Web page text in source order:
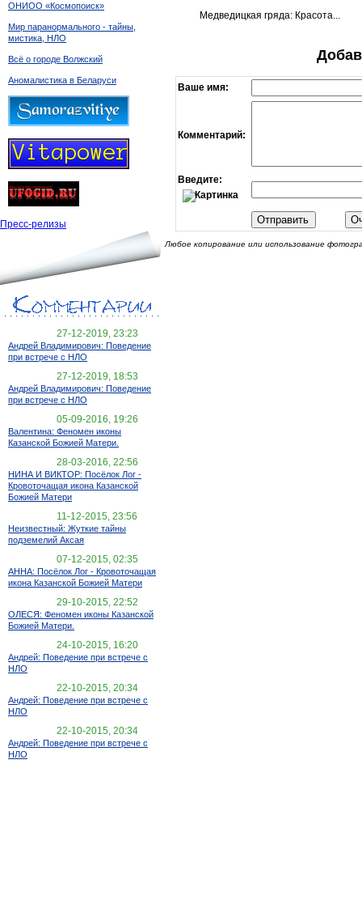
ОНИОО «Космопоиск»
Мир паранормального - тайны,
мистика, НЛО
Всё о городе Волжский
Аномалистика в Беларуси
Пресс-релизы
27-12-2019, 23:23
Андрей Владимирович: Поведение
при встрече с НЛО
27-12-2019, 18:53
Андрей Владимирович: Поведение
при встрече с НЛО
05-09-2016, 19:26
Валентина: Феномен иконы
Казанской Божией Матери.
28-03-2016, 22:56
НИНА И ВИКТОР: Посёлок Лог -
Кровоточащая икона Казанской
Божией Матери
11-12-2015, 23:56
Неизвестный: Жуткие тайны
подземелий Аксая
07-12-2015, 02:35
АННА: Посёлок Лог - Кровоточащая
икона Казанской Божией Матери
29-10-2015, 22:52
ОЛЕСЯ: Феномен иконы Казанской
Божией Матери.
24-10-2015, 16:20
Андрей: Поведение при встрече с
НЛО
22-10-2015, 20:34
Андрей: Поведение при встрече с
НЛО
22-10-2015, 20:34
Андрей: Поведение при встрече с
НЛО
Медведицкая гряда: Красота...
Ваше имя:
Комментарий:
Введите:
Любое копирование или использование